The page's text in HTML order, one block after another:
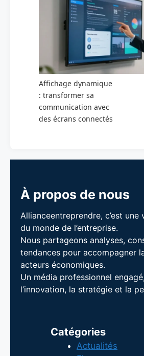
Affichage dynamique
: transformer sa
communication avec
des écrans connectés
À propos de nous
Allianceentreprendre, c’est une
du monde de l’entreprise.
Nous partageons analyses,
tendances pour accompagner
acteurs économiques.
Un média professionnel
l’innovation, la stratégie et la
Catégories
Actualités